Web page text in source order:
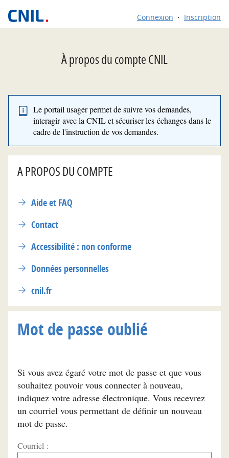
Connexion Inscription
À propos du compte CNIL
Le portail usager permet de suivre vos demandes,
interagir avec la CNIL et sécuriser les échanges dans le
cadre de l'instruction de vos demandes.
A PROPOS DU COMPTE
Aide et FAQ
Contact
Accessibilité : non conforme
Données personnelles
cnil.fr
Mot de passe oublié
Si vous avez égaré votre mot de passe et que vous
souhaitez pouvoir vous connecter à nouveau,
indiquez votre adresse électronique. Vous recevrez
un courriel vous permettant de définir un nouveau
mot de passe.
Courriel :